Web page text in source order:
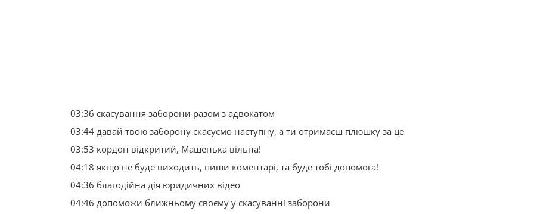
03:36 скасування заборони разом з адвокатом
03:44 давай твою заборону скасуємо наступну, а ти отримаєш плюшку за це
03:53 кордон відкритий, Машенька вільна!
04:18 якщо не буде виходить, пиши коментарі, та буде тобі допомога!
04:36 благодійна дія юридичних відео
04:46 допоможи ближньому своєму у скасуванні заборони